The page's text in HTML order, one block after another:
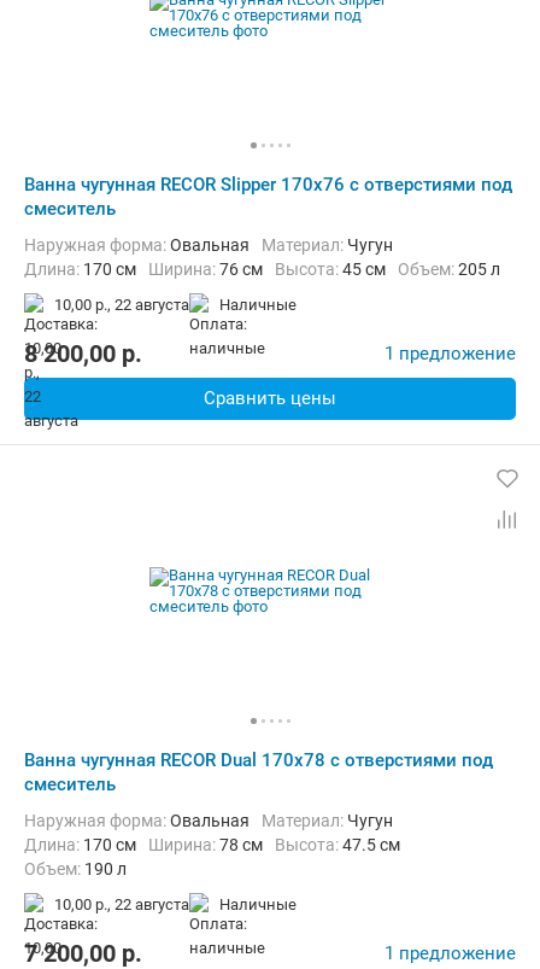
Ванна чугунная RECOR Slipper 170x76 с отверстиями под
смеситель
Наружная форма:Овальная Материал: Чугун
Длина: 170 см Ширина:76 см Высота:45 см Объем:205 л
10,00 р., 22 августа наличные
8 200,00 p. 1 предложение
Сравнить цены
Ванна чугунная RECOR Dual 170x78 с отверстиями под
смеситель
Наружная форма:Овальная Материал: Чугун
Длина: 170 см Ширина:78 см Высота:47.5 см
Объем: 190 л
10,00 р., 22 августа наличные
7 200,00 p. 1 предложение